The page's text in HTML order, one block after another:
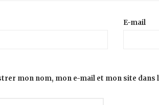
E-mail
mon nom, mon e-mail et mon site